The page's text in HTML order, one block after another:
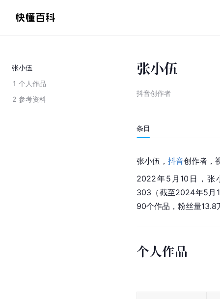
张小伍
1 个人作品
2 参考资料
张小伍
抖音创作者
条目
张小伍， 抖音创作者，
2022年5月10日，张
303（截至2024年5月
90个作品，粉丝量13.8
个人作品